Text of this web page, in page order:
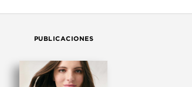
PUBLICACIONES